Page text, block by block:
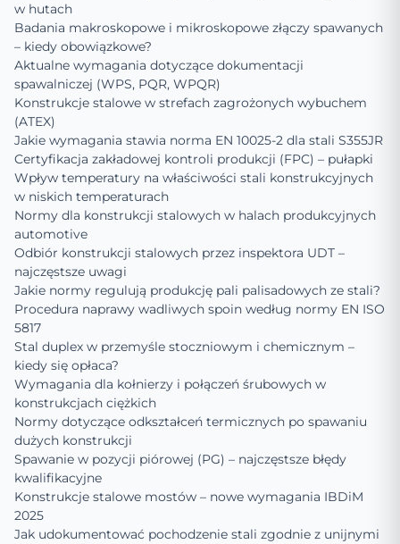
w hutach
Badania makroskopowe i mikroskopowe złączy spawanych
– kiedy obowiązkowe?
Aktualne wymagania dotyczące dokumentacji
spawalniczej (WPS, PQR, WPQR)
Konstrukcje stalowe w strefach zagrożonych wybuchem
(ATEX)
Jakie wymagania stawia norma EN 10025-2 dla stali S355JR
Certyfikacja zakładowej kontroli produkcji (FPC) – pułapki
Wpływ temperatury na właściwości stali konstrukcyjnych
w niskich temperaturach
Normy dla konstrukcji stalowych w halach produkcyjnych
automotive
Odbiór konstrukcji stalowych przez inspektora UDT –
najczęstsze uwagi
Jakie normy regulują produkcję pali palisadowych ze stali?
Procedura naprawy wadliwych spoin według normy EN ISO
5817
Stal duplex w przemyśle stoczniowym i chemicznym –
kiedy się opłaca?
Wymagania dla kołnierzy i połączeń śrubowych w
konstrukcjach ciężkich
Normy dotyczące odkształceń termicznych po spawaniu
dużych konstrukcji
Spawanie w pozycji piórowej (PG) – najczęstsze błędy
kwalifikacyjne
Konstrukcje stalowe mostów – nowe wymagania IBDiM
2025
Jak udokumentować pochodzenie stali zgodnie z unijnymi